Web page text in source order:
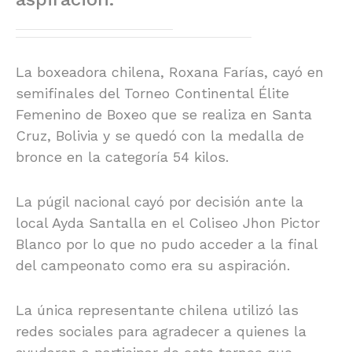
La boxeadora chilena, Roxana Farías, cayó en
semifinales del Torneo Continental Élite
Femenino de Boxeo que se realiza en Santa
Cruz, Bolivia y se quedó con la medalla de
bronce en la categoría 54 kilos.
La púgil nacional cayó por decisión ante la
local Ayda Santalla en el Coliseo Jhon Pictor
Blanco por lo que no pudo acceder a la final
del campeonato como era su aspiración.
La única representante chilena utilizó las
redes sociales para agradecer a quienes la